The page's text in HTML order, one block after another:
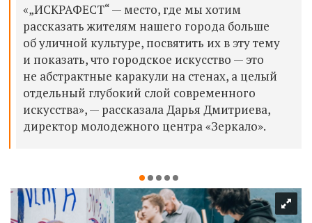
«„ИСКРАФЕСТ“ — место, где мы хотим
рассказать жителям нашего города больше
об уличной культуре, посвятить их в эту тему
и показать, что городское искусство — это
не абстрактные каракули на стенах, а целый
отдельный глубокий слой современного
искусства», — рассказала Дарья Дмитриева,
директор молодежного центра «Зеркало».